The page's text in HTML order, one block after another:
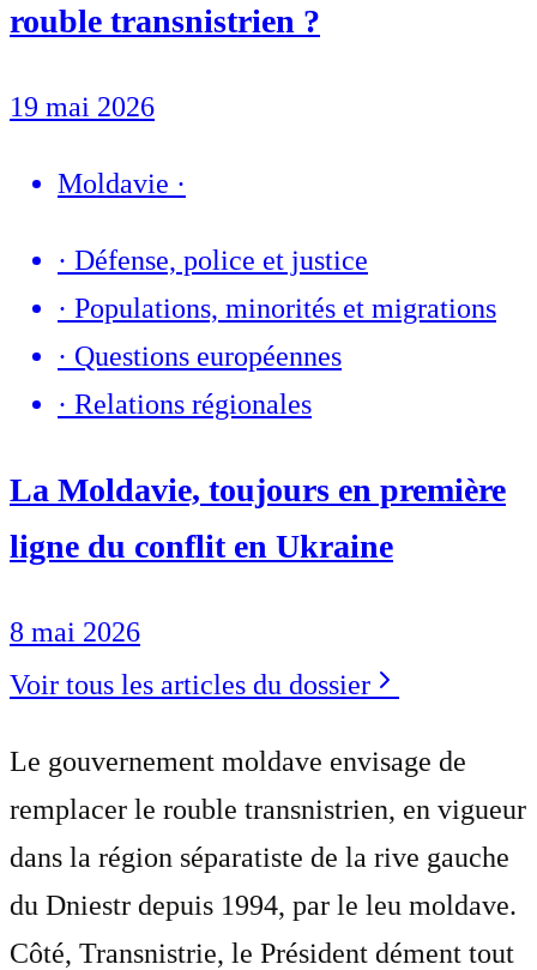
rouble transnistrien ?
19 mai 2026
Moldavie ·
· Défense, police et justice
· Populations, minorités et migrations
· Questions européennes
· Relations régionales
La Moldavie, toujours en première
ligne du conflit en Ukraine
8 mai 2026
Voir tous les articles du dossier
Le gouvernement moldave envisage de
remplacer le rouble transnistrien, en vigueur
dans la région séparatiste de la rive gauche
du Dniestr depuis 1994, par le leu moldave.
Côté, Transnistrie, le Président dément tout